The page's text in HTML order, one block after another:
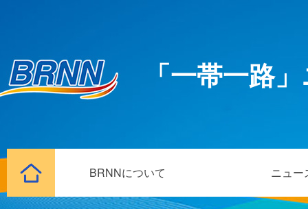
「一帯一路
BRNNについて ニュー